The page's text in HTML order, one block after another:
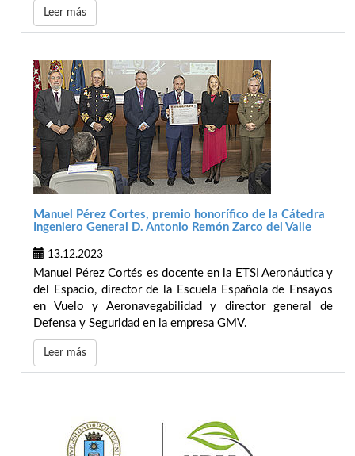
Leer más
Manuel Pérez Cortes, premio honorífico de la Cátedra
Ingeniero General D. Antonio Remón Zarco del Valle
13.12.2023
Manuel Pérez Cortés es docente en la ETSI Aeronáutica y
del Espacio, director de la Escuela Española de Ensayos
en Vuelo y Aeronavegabilidad y director general de
Defensa y Seguridad en la empresa GMV.
Leer más